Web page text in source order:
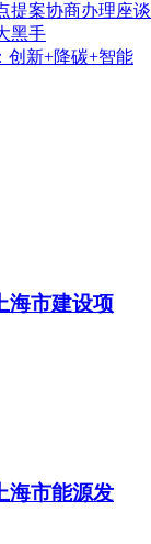
提案协商办理座谈
黑手
创新+降碳+智能
海市建设项
海市能源发